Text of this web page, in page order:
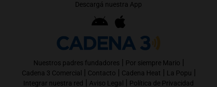
Descargá nuestra App
Nuestros padres fundadores | Por siempre Mario |
Cadena 3 Comercial | Contacto | Cadena Heat | La Popu |
Integrar nuestra red | Aviso Legal | Política de Privacidad